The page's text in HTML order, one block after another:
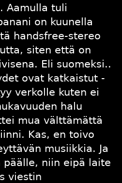
Aamulla tuli
on kuunella
handsfree-stereo
siten että on
Eli suomeksi..
ovat katkaistut -
verkolle kuten ei
halu
mua välttämättä
Kas, en toivo
musiikkia. Ja
päälle, niin eipä laite
viestin